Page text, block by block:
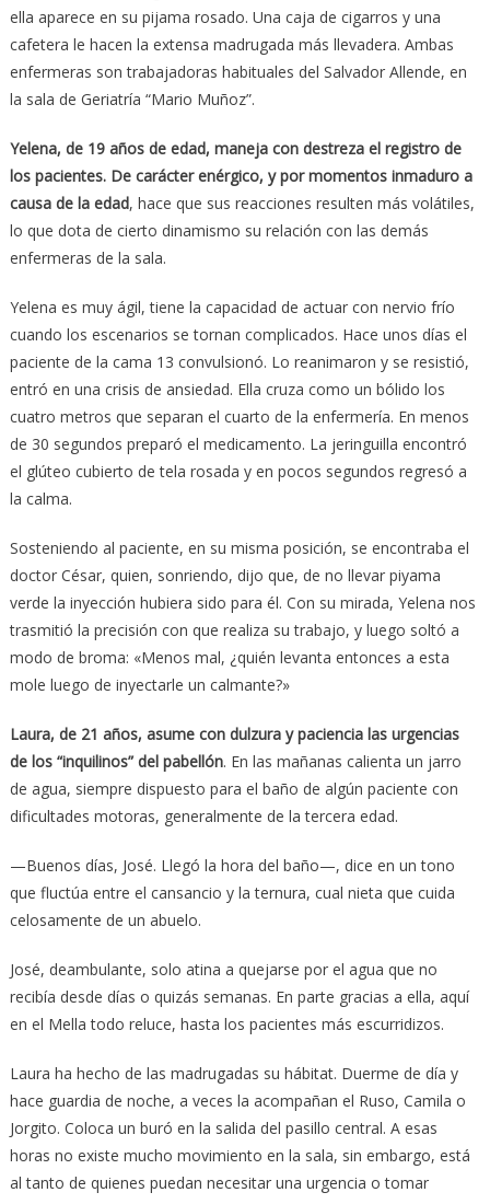
ella aparece en su pijama rosado. Una caja de cigarros y una
cafetera le hacen la extensa madrugada más llevadera. Ambas
enfermeras son trabajadoras habituales del Salvador Allende, en
la sala de Geriatría “Mario Muñoz”.
Yelena, de 19 años de edad, maneja con destreza el registro de
los pacientes. De carácter enérgico, y por momentos inmaduro a
causa de la edad, hace que sus reacciones resulten más volátiles,
lo que dota de cierto dinamismo su relación con las demás
enfermeras de la sala.
Yelena es muy ágil, tiene la capacidad de actuar con nervio frío
cuando los escenarios se tornan complicados. Hace unos días el
paciente de la cama 13 convulsionó. Lo reanimaron y se resistió,
entró en una crisis de ansiedad. Ella cruza como un bólido los
cuatro metros que separan el cuarto de la enfermería. En menos
de 30 segundos preparó el medicamento. La jeringuilla encontró
el glúteo cubierto de tela rosada y en pocos segundos regresó a
la calma.
Sosteniendo al paciente, en su misma posición, se encontraba el
doctor César, quien, sonriendo, dijo que, de no llevar piyama
verde la inyección hubiera sido para él. Con su mirada, Yelena nos
trasmitió la precisión con que realiza su trabajo, y luego soltó a
modo de broma: «Menos mal, ¿quién levanta entonces a esta
mole luego de inyectarle un calmante?»
Laura, de 21 años, asume con dulzura y paciencia las urgencias
de los “inquilinos” del pabellón. En las mañanas calienta un jarro
de agua, siempre dispuesto para el baño de algún paciente con
dificultades motoras, generalmente de la tercera edad.
—Buenos días, José. Llegó la hora del baño—, dice en un tono
que fluctúa entre el cansancio y la ternura, cual nieta que cuida
celosamente de un abuelo.
José, deambulante, solo atina a quejarse por el agua que no
recibía desde días o quizás semanas. En parte gracias a ella, aquí
en el Mella todo reluce, hasta los pacientes más escurridizos.
Laura ha hecho de las madrugadas su hábitat. Duerme de día y
hace guardia de noche, a veces la acompañan el Ruso, Camila o
Jorgito. Coloca un buró en la salida del pasillo central. A esas
horas no existe mucho movimiento en la sala, sin embargo, está
al tanto de quienes puedan necesitar una urgencia o tomar